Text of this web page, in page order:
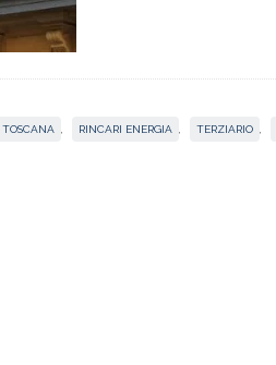
RINCARI ENERGIA TERZIARIO